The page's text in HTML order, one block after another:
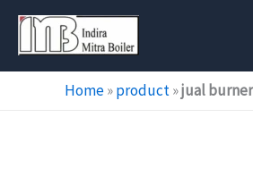
Skip
content
Home»product»jual